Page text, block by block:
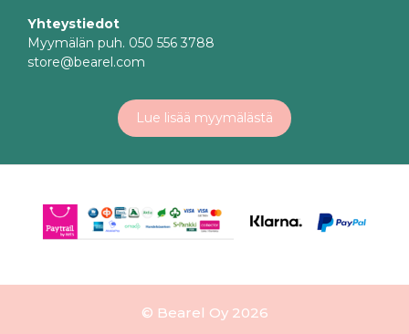
Yhteystiedot
Myymälän puh. 050 556 3788
store@bearel.com
Lue lisää myymälästä
© Bearel Oy 2026